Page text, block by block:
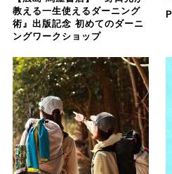
教える一生使えるダーニング
術』出版記念 初めてのダーニ
ングワークショップ